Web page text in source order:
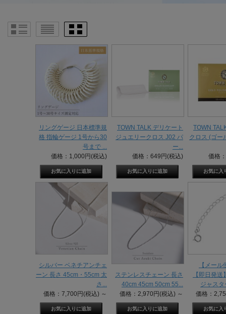
リングゲージ 日本標準規
格 指輪ゲージ 1号から30
号まで ...
価格：1,000円(税込)
TOWN TALK デリケート
ジュエリークロス J02 パ
ー...
価格：649円(税込)
TOWN
クロス (ゴー
価格
シルバー ベネチアンチェ
ーン 長さ 45cm・55cm 太
さ...
価格：7,700円(税込) ～
ステンレスチェーン 長さ
40cm 45cm 50cm 55...
価格：2,970円(税込) ～
【メー
【即日発
ジャス
価格：